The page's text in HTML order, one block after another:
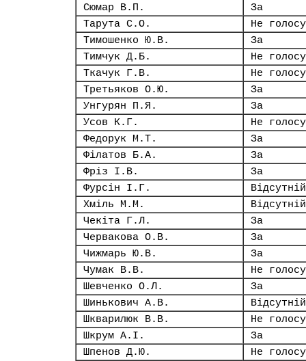
Сюмар В.П.
За
Тарута С.О.
Не
Тимошенко Ю.В.
За
Тимчук Д.Б.
Не
Ткачук Г.В.
Не
Третьяков О.Ю.
За
Унгурян П.Я.
За
Усов К.Г.
Не
Федорук М.Т.
За
Філатов Б.А.
За
Фріз І.В.
За
Фурсін І.Г.
Відсутній
Хміль М.М.
Відсутній
Чекіта Г.Л.
За
Червакова О.В.
За
Чижмарь Ю.В.
За
Чумак В.В.
Не
Шевченко О.Л.
За
Шинькович А.В.
Відсутній
Шкварилюк В.В.
Не
Шкрум А.І.
За
Шпенов Д.Ю.
Не